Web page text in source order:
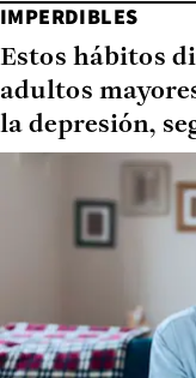
IMPERDIBLES
Estos hábitos
adultos
la depresión,